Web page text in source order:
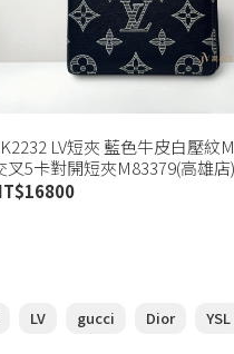
LV短夾 藍色牛皮白壓紋
叉5卡對開短夾M83379(高雄店)
16800
LV gucci Dior YSL